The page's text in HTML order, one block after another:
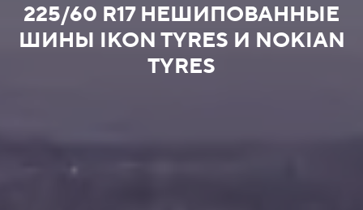
225/60 R17 НЕШИПОВАННЫЕ
ШИНЫ IKON TYRES И NOKIAN
TYRES